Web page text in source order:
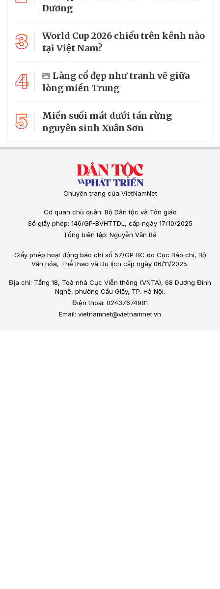
Dương
3
World Cup 2026 chiếu trên kênh nào
tại Việt Nam?
4
Làng cổ đẹp như tranh vẽ giữa
lòng miền Trung
5
Miền suối mát dưới tán rừng
nguyên sinh Xuân Sơn
Chuyên trang của VietNamNet
Cơ quan chủ quản: Bộ Dân tộc và Tôn giáo
Số giấy phép: 146/GP-BVHTTDL, cấp ngày 17/10/2025
Tổng biên tập: Nguyễn Văn Bá
Giấy phép hoạt động báo chí số 57/GP-BC do Cục Báo chí, Bộ
Văn hóa, Thể thao và Du lịch cấp ngày 06/11/2025.
Địa chỉ: Tầng 18, Toà nhà Cục Viễn thông (VNTA), 68 Dương Đình
Nghệ, phường Cầu Giấy, TP. Hà Nội.
Điện thoại: 02437674981
Email: vietnamnet@vietnamnet.vn